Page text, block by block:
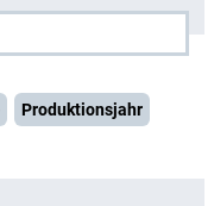
Produktionsjahr